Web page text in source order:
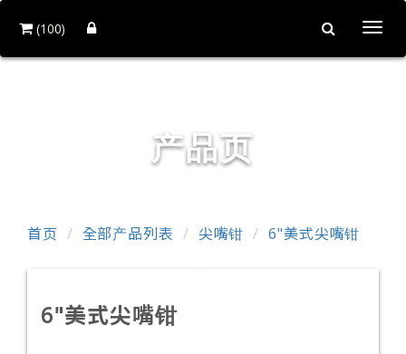
(100)
产品页
首页 全部产品列表 尖嘴钳 6"美式尖嘴钳
6"美式尖嘴钳